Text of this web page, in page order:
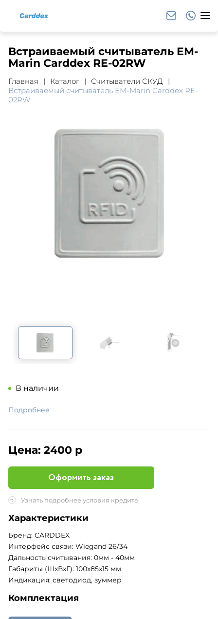
Встраиваемый считыватель EM-
Marin Carddex RE-02RW
Главная Каталог
Считыватели СКУД
Встраиваемый считыватель EM-Marin Carddex RE-
02RW
В наличии
Подробнее
Цена: 2400 р
Оформить заказ
? Узнать подробнее условия кредита
Характеристики
Бренд: CARDDEX
Интерфейс связи: Wiegand 26/34
Дальность считывания: 0мм - 40мм
Габариты (ШxВxГ): 100x85x15 мм
Индикация: светодиод, зуммер
Комплектация